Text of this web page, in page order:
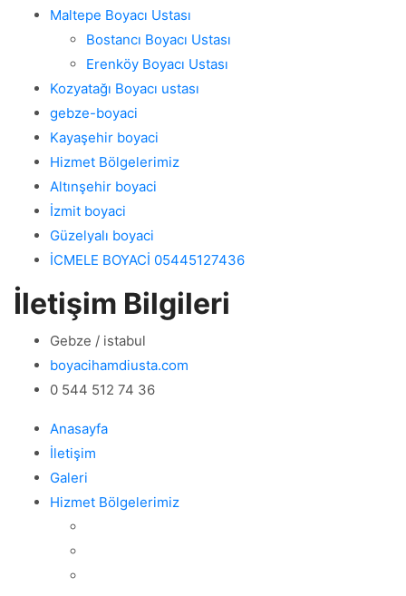
Maltepe Boyacı Ustası
Bostancı Boyacı Ustası
Erenköy Boyacı Ustası
Kozyatağı Boyacı ustası
gebze-boyaci
Kayaşehir boyaci
Hizmet Bölgelerimiz
Altınşehir boyaci
İzmit boyaci
Güzelyalı boyaci
İCMELE BOYACİ 05445127436
İletişim Bilgileri
Gebze / istabul
boyacihamdiusta.com
0 544 512 74 36
Anasayfa
İletişim
Galeri
Hizmet Bölgelerimiz